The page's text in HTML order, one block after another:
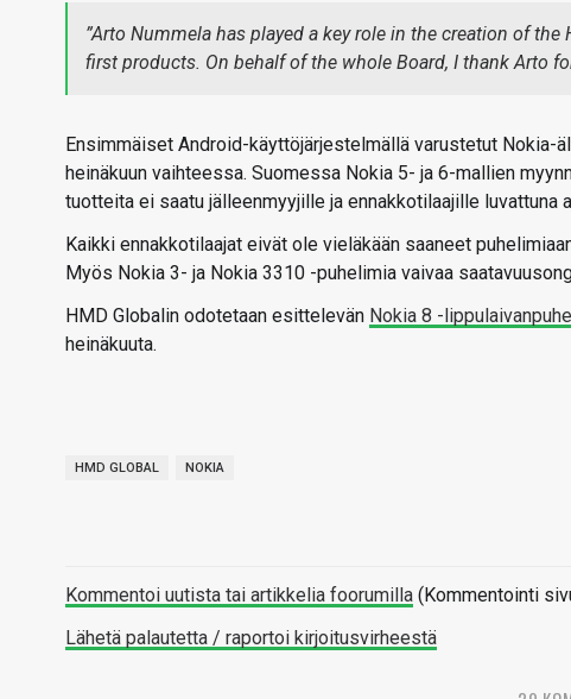
”Arto Nummela has played a key role in the creation of
first products. On behalf of the whole Board, I thank Arto
Ensimmäiset Android-käyttöjärjestelmällä varustetut Nokia-
heinäkuun vaihteessa. Suomessa Nokia 5- ja 6-mallien
tuotteita ei saatu jälleenmyyjille ja ennakkotilaajille luvattuna
Kaikki ennakkotilaajat eivät ole vieläkään saaneet
Myös Nokia 3- ja Nokia 3310 -puhelimia vaivaa
HMD Globalin odotetaan esittelevän Nokia 8 -
heinäkuuta.
HMD GLOBAL NOKIA
Kommentoi uutista tai artikkelia foorumilla (Kommentointi
Lähetä palautetta / raportoi kirjoitusvirheestä